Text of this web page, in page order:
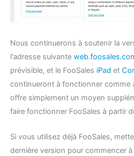
Nous continuerons à soutenir la
l'adresse suivante
prévisible, et le FooSales iPad et
continueront à fonctionner comme
offre simplement un moyen
faire fonctionner FooSales à partir
Si vous utilisez déjà FooSales,
dernière version pour commencer